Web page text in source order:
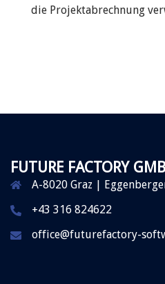
die Projektabrechnung
FUTURE FACTORY
A-8020 Graz |
+43 316 824622
office@futurefactory-